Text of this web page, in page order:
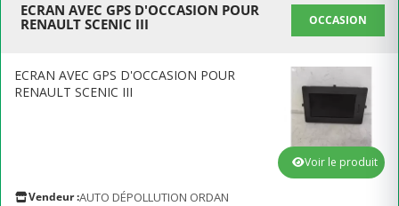
ECRAN AVEC GPS D'OCCASION POUR
RENAULT SCENIC III
OCCASION
ECRAN AVEC GPS D'OCCASION POUR
RENAULT SCENIC III
Vendeur :AUTO DÉPOLLUTION ORDAN
Voir le produit